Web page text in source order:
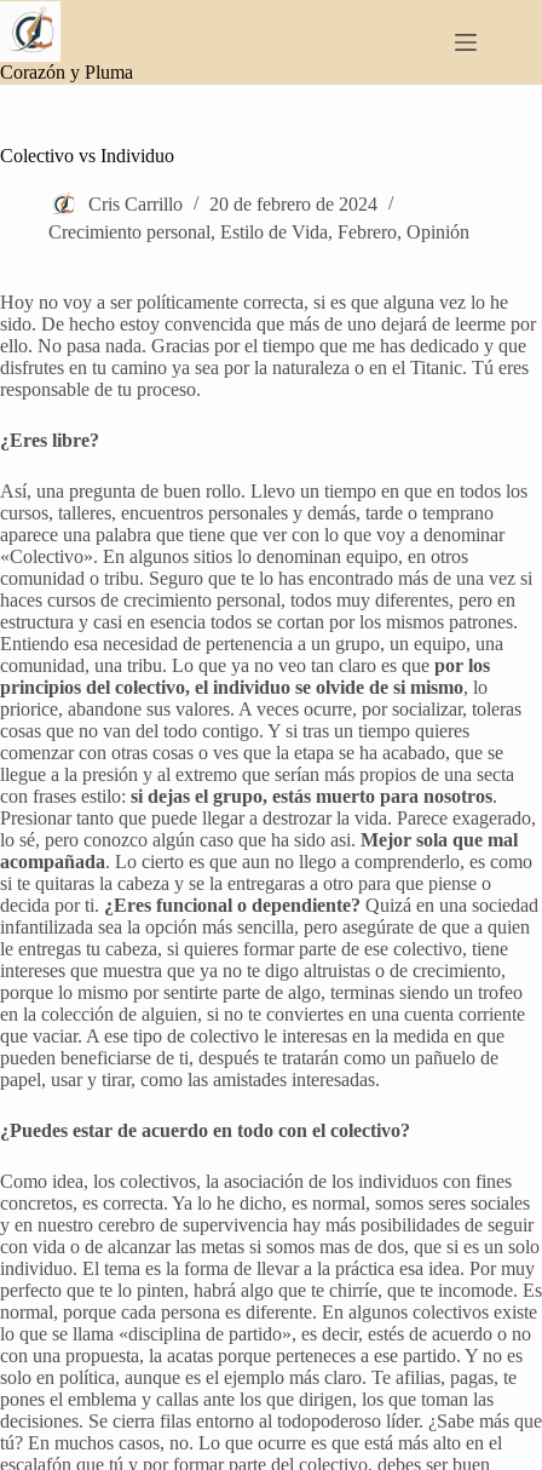
Saltar
contenido
Corazón y Pluma
Colectivo vs Individuo
Cris Carrillo
20 de febrero de 2024
Crecimiento personal, Estilo de Vida, Febrero, Opinión
Hoy no voy a ser políticamente correcta, si es que alguna vez lo he
sido. De hecho estoy convencida que más de uno dejará de leerme por
ello. No pasa nada. Gracias por el tiempo que me has dedicado y que
disfrutes en tu camino ya sea por la naturaleza o en el Titanic. Tú eres
responsable de tu proceso.
¿Eres libre?
Así, una pregunta de buen rollo. Llevo un tiempo en que en todos los
cursos, talleres, encuentros personales y demás, tarde o temprano
aparece una palabra que tiene que ver con lo que voy a denominar
«Colectivo». En algunos sitios lo denominan equipo, en otros
comunidad o tribu. Seguro que te lo has encontrado más de una vez si
haces cursos de crecimiento personal, todos muy diferentes, pero en
estructura y casi en esencia todos se cortan por los mismos patrones.
Entiendo esa necesidad de pertenencia a un grupo, un equipo, una
comunidad, una tribu. Lo que ya no veo tan claro es que por los
principios del colectivo, el individuo se olvide de si mismo, lo
priorice, abandone sus valores. A veces ocurre, por socializar, toleras
cosas que no van del todo contigo. Y si tras un tiempo quieres
comenzar con otras cosas o ves que la etapa se ha acabado, que se
llegue a la presión y al extremo que serían más propios de una secta
con frases estilo: si dejas el grupo, estás muerto para nosotros.
Presionar tanto que puede llegar a destrozar la vida. Parece exagerado,
lo sé, pero conozco algún caso que ha sido asi. Mejor sola que mal
acompañada. Lo cierto es que aun no llego a comprenderlo, es como
si te quitaras la cabeza y se la entregaras a otro para que piense o
decida por ti. ¿Eres funcional o dependiente? Quizá en una sociedad
infantilizada sea la opción más sencilla, pero asegúrate de que a quien
le entregas tu cabeza, si quieres formar parte de ese colectivo, tiene
intereses que muestra que ya no te digo altruistas o de crecimiento,
porque lo mismo por sentirte parte de algo, terminas siendo un trofeo
en la colección de alguien, si no te conviertes en una cuenta corriente
que vaciar. A ese tipo de colectivo le interesas en la medida en que
pueden beneficiarse de ti, después te tratarán como un pañuelo de
papel, usar y tirar, como las amistades interesadas.
¿Puedes estar de acuerdo en todo con el colectivo?
Como idea, los colectivos, la asociación de los individuos con fines
concretos, es correcta. Ya lo he dicho, es normal, somos seres sociales
y en nuestro cerebro de supervivencia hay más posibilidades de seguir
con vida o de alcanzar las metas si somos mas de dos, que si es un solo
individuo. El tema es la forma de llevar a la práctica esa idea. Por muy
perfecto que te lo pinten, habrá algo que te chirríe, que te incomode. Es
normal, porque cada persona es diferente. En algunos colectivos existe
lo que se llama «disciplina de partido», es decir, estés de acuerdo o no
con una propuesta, la acatas porque perteneces a ese partido. Y no es
solo en política, aunque es el ejemplo más claro. Te afilias, pagas, te
pones el emblema y callas ante los que dirigen, los que toman las
decisiones. Se cierra filas entorno al todopoderoso líder. ¿Sabe más que
tú? En muchos casos, no. Lo que ocurre es que está más alto en el
escalafón que tú y por formar parte del colectivo, debes ser buen